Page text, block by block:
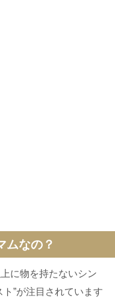
ムなの？
に物を持たないシン
”が注目されています